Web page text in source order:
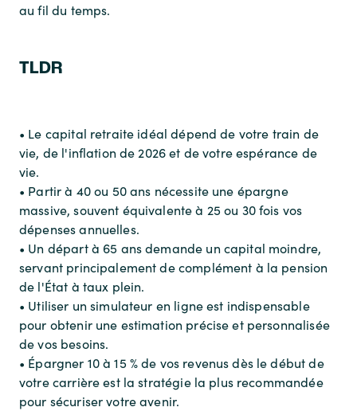
au fil du temps.
TLDR
• Le capital retraite idéal dépend de votre train de
vie, de l'inflation de 2026 et de votre espérance de
vie.
• Partir à 40 ou 50 ans nécessite une épargne
massive, souvent équivalente à 25 ou 30 fois vos
dépenses annuelles.
• Un départ à 65 ans demande un capital moindre,
servant principalement de complément à la pension
de l'État à taux plein.
• Utiliser un simulateur en ligne est indispensable
pour obtenir une estimation précise et personnalisée
de vos besoins.
• Épargner 10 à 15 % de vos revenus dès le début de
votre carrière est la stratégie la plus recommandée
pour sécuriser votre avenir.